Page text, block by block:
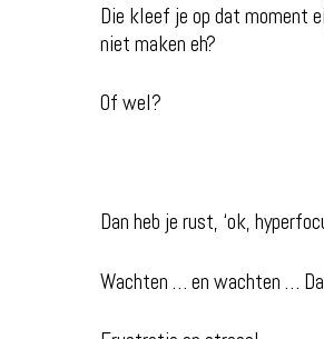
Die kleef je op dat moment
niet maken eh?
Of wel?
Dan heb je rust, ‘ok,
Wachten … en wachten …